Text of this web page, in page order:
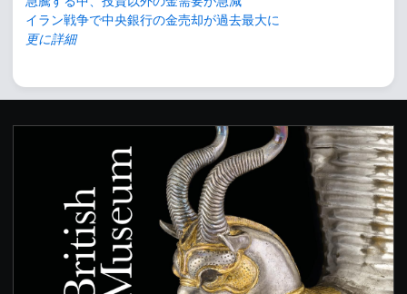
イラン戦争で中央銀行の金売却が過去最大に
更に詳細